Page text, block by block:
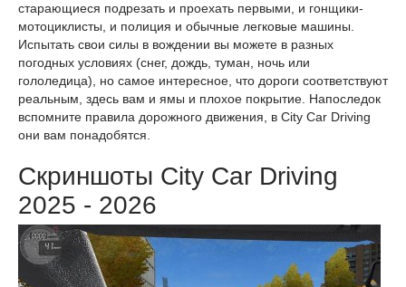
старающиеся подрезать и проехать первыми, и гонщики-
мотоциклисты, и полиция и обычные легковые машины.
Испытать свои силы в вождении вы можете в разных
погодных условиях (снег, дождь, туман, ночь или
гололедица), но самое интересное, что дороги соответствуют
реальным, здесь вам и ямы и плохое покрытие. Напоследок
вспомните правила дорожного движения, в City Car Driving
они вам понадобятся.
Скриншоты City Car Driving
2025 - 2026